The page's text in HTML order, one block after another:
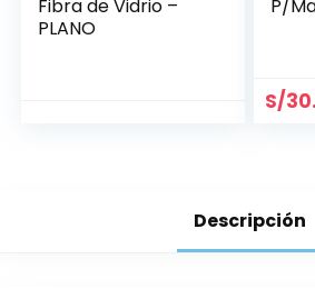
Fibra de Vidrio –
PLANO
P/
S/
Descripción